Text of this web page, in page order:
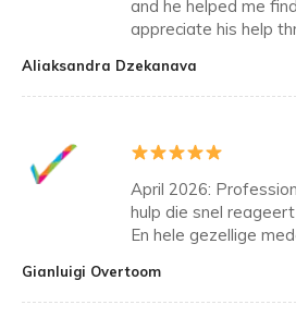
and he helped me
appreciate his help
Aliaksandra Dzekanava
April 2026:
hulp die snel
En hele gezellige
Gianluigi Overtoom